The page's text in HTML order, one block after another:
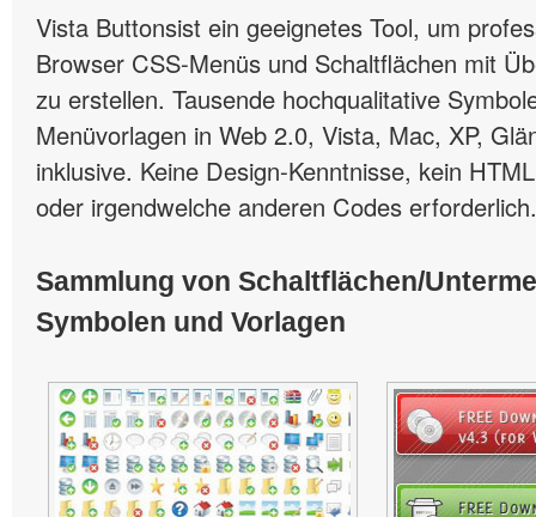
Vista Buttonsist ein geeignetes Tool, um
Browser CSS-Menüs und Schaltflächen mit
zu erstellen. Tausende hochqualitative
Menüvorlagen in Web 2.0, Vista, Mac, XP,
inklusive. Keine Design-Kenntnisse, kein
oder irgendwelche anderen Codes erforderlich.
Sammlung von Schaltflächen/
Symbolen und Vorlagen